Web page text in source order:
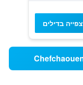
צפייה בדילים